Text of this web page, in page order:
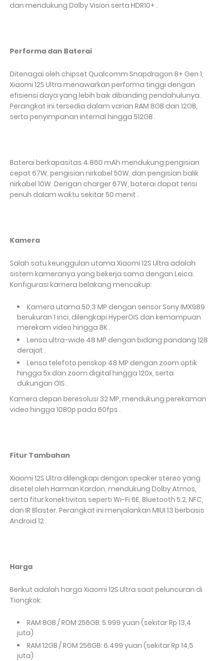
dan mendukung Dolby Vision serta HDR10+ .
Performa dan Baterai
Ditenagai oleh chipset Qualcomm Snapdragon 8+ Gen 1,
Xiaomi 12S Ultra menawarkan performa tinggi dengan
efisiensi daya yang lebih baik dibanding pendahulunya.
Perangkat ini tersedia dalam varian RAM 8GB dan 12GB,
serta penyimpanan internal hingga 512GB .
Baterai berkapasitas 4.860 mAh mendukung pengisian
cepat 67W, pengisian nirkabel 50W, dan pengisian balik
nirkabel 10W. Dengan charger 67W, baterai dapat terisi
penuh dalam waktu sekitar 50 menit .
Kamera
Salah satu keunggulan utama Xiaomi 12S Ultra adalah
sistem kameranya yang bekerja sama dengan Leica.
Konfigurasi kamera belakang mencakup:
Kamera utama 50,3 MP dengan sensor Sony IMX989
berukuran 1 inci, dilengkapi HyperOIS dan kemampuan
merekam video hingga 8K .
Lensa ultra-wide 48 MP dengan bidang pandang 128
derajat .
Lensa telefoto periskop 48 MP dengan zoom optik
hingga 5x dan zoom digital hingga 120x, serta
dukungan OIS .
Kamera depan beresolusi 32 MP, mendukung perekaman
video hingga 1080p pada 60fps .
Fitur Tambahan
Xiaomi 12S Ultra dilengkapi dengan speaker stereo yang
disetel oleh Harman Kardon, mendukung Dolby Atmos,
serta fitur konektivitas seperti Wi-Fi 6E, Bluetooth 5.2, NFC,
dan IR Blaster. Perangkat ini menjalankan MIUI 13 berbasis
Android 12 .
Harga
Berikut adalah harga Xiaomi 12S Ultra saat peluncuran di
Tiongkok:
RAM 8GB / ROM 256GB: 5.999 yuan (sekitar Rp 13,4
juta)
RAM 12GB / ROM 256GB: 6.499 yuan (sekitar Rp 14,5
juta)